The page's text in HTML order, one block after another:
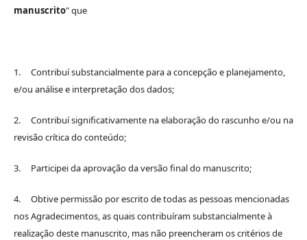
manuscrito" que
1. Contribuí substancialmente para a concepção e planejamento,
e/ou análise e interpretação dos dados;
2. Contribuí significativamente na elaboração do rascunho e/ou na
revisão crítica do conteúdo;
3. Participei da aprovação da versão final do manuscrito;
4. Obtive permissão por escrito de todas as pessoas mencionadas
nos Agradecimentos, as quais contribuíram substancialmente à
realização deste manuscrito, mas não preencheram os critérios de